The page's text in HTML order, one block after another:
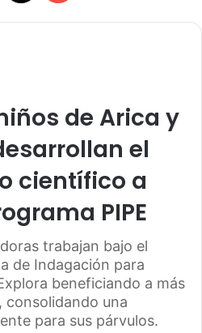
de Arica y
el
científico a
PIPE
trabajan bajo el
de Indagación para
beneficiando a más
consolidando una
para sus párvulos.
o
u
b
e